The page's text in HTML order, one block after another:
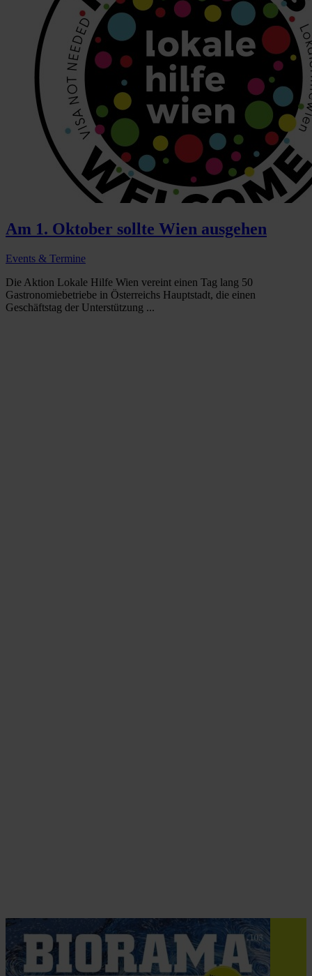
Am 1. Oktober sollte Wien ausgehen
Events & Termine
Die Aktion Lokale Hilfe Wien vereint einen Tag lang 50
Gastronomiebetriebe in Österreichs Hauptstadt, die einen
Geschäftstag der Unterstützung ...